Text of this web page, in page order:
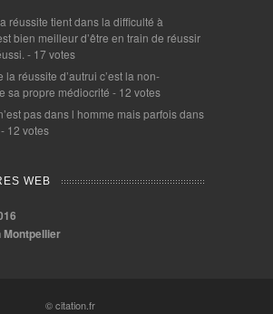
réussite tient dans la difficulté à
bien meilleur d’être en train de réussir
- 17 votes
la réussite d’autrui c’est la non-
sa propre médiocrité - 12 votes
pas dans l homme mais parfois dans
- 12 votes
WEB
Montpellier
© citation.fr